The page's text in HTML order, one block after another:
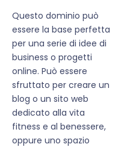
Questo dominio può
essere la base perfetta
per una serie di idee di
business o progetti
online. Può essere
sfruttato per creare un
blog o un sito web
dedicato alla vita
fitness e al benessere,
oppure uno spazio